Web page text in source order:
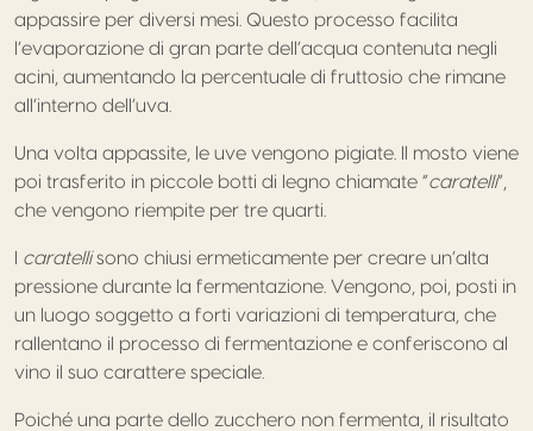
appassire per diversi mesi. Questo processo facilita
l’evaporazione di gran parte dell’acqua contenuta negli
acini, aumentando la percentuale di fruttosio che rimane
all’interno dell’uva.
Una volta appassite, le uve vengono pigiate. Il mosto viene
poi trasferito in piccole botti di legno chiamate “caratelli”,
che vengono riempite per tre quarti.
I caratellisono chiusi ermeticamente per creare un’alta
pressione durante la fermentazione. Vengono, poi, posti in
un luogo soggetto a forti variazioni di temperatura, che
rallentano il processo di fermentazione e conferiscono al
vino il suo carattere speciale.
Poiché una parte dello zucchero non fermenta, il risultato